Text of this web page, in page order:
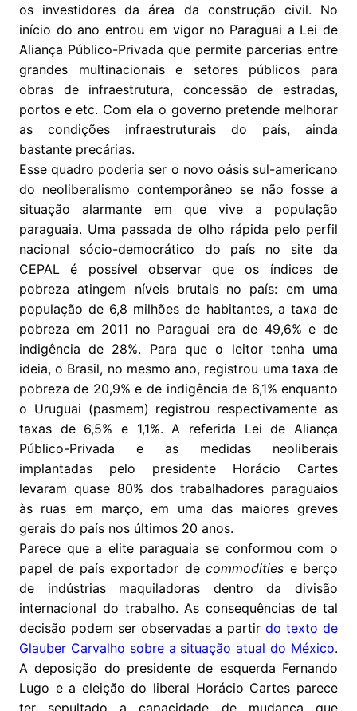
os investidores da área da construção civil. No
início do ano entrou em vigor no Paraguai a Lei de
Aliança Público-Privada que permite parcerias entre
grandes multinacionais e setores públicos para
obras de infraestrutura, concessão de estradas,
portos e etc. Com ela o governo pretende melhorar
as condições infraestruturais do país, ainda
bastante precárias.
Esse quadro poderia ser o novo oásis sul-americano
do neoliberalismo contemporâneo se não fosse a
situação alarmante em que vive a população
paraguaia. Uma passada de olho rápida pelo perfil
nacional sócio-democrático do país no site da
CEPAL é possível observar que os índices de
pobreza atingem níveis brutais no país: em uma
população de 6,8 milhões de habitantes, a taxa de
pobreza em 2011 no Paraguai era de 49,6% e de
indigência de 28%. Para que o leitor tenha uma
ideia, o Brasil, no mesmo ano, registrou uma taxa de
pobreza de 20,9% e de indigência de 6,1% enquanto
o Uruguai (pasmem) registrou respectivamente as
taxas de 6,5% e 1,1%. A referida Lei de Aliança
Público-Privada e as medidas neoliberais
implantadas pelo presidente Horácio Cartes
levaram quase 80% dos trabalhadores paraguaios
às ruas em março, em uma das maiores greves
gerais do país nos últimos 20 anos.
Parece que a elite paraguaia se conformou com o
papel de país exportador decommodities e berço
de indústrias maquiladoras dentro da divisão
internacional do trabalho. As consequências de tal
decisão podem ser observadas a partirdo texto de
Glauber Carvalho sobre a situação atual do México.
A deposição do presidente de esquerda Fernando
Lugo e a eleição do liberal Horácio Cartes parece
ter sepultado a capacidade de mudança que